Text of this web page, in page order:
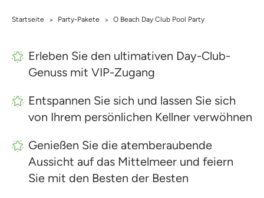
Startseite > Party-Pakete > O Beach Day Club Pool Party
Erleben Sie den ultimativen Day-Club-
Genuss mit VIP-Zugang
Entspannen Sie sich und lassen Sie sich
von Ihrem persönlichen Kellner verwöhnen
Genießen Sie die atemberaubende
Aussicht auf das Mittelmeer und feiern
Sie mit den Besten der Besten